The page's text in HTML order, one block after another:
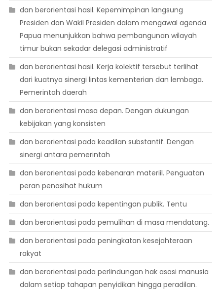
dan berorientasi hasil. Kepemimpinan langsung
Presiden dan Wakil Presiden dalam mengawal agenda
Papua menunjukkan bahwa pembangunan wilayah
timur bukan sekadar delegasi administratif
dan berorientasi hasil. Kerja kolektif tersebut terlihat
dari kuatnya sinergi lintas kementerian dan lembaga.
Pemerintah daerah
dan berorientasi masa depan. Dengan dukungan
kebijakan yang konsisten
dan berorientasi pada keadilan substantif. Dengan
sinergi antara pemerintah
dan berorientasi pada kebenaran materiil. Penguatan
peran penasihat hukum
dan berorientasi pada kepentingan publik. Tentu
dan berorientasi pada pemulihan di masa mendatang.
dan berorientasi pada peningkatan kesejahteraan
rakyat
dan berorientasi pada perlindungan hak asasi manusia
dalam setiap tahapan penyidikan hingga peradilan.